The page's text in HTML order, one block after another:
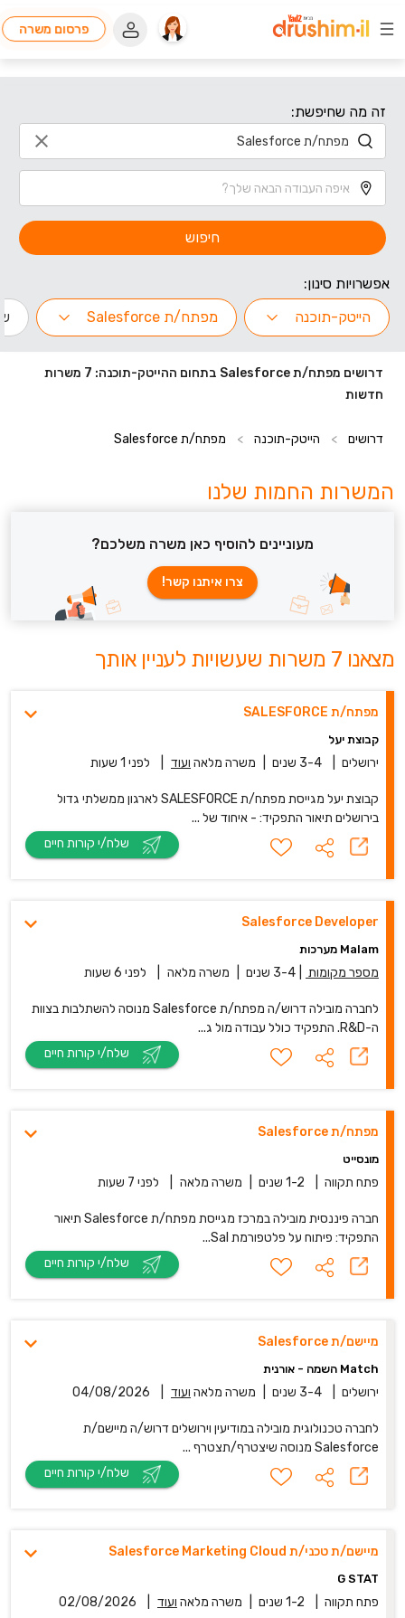
פרסום משרה
זה מה שחיפשת:
חיפוש
אפשרויות סינון:
הייטק-תוכנה
מפתח/ת Salesforce
דרושים מפתח/ת Salesforce בתחום ההייטק-תוכנה: 7 משרות
חדשות
דרושים > הייטק-תוכנה > מפתח/ת Salesforce
המשרות החמות שלנו
מעוניינים להוסיף כאן משרה משלכם?
צרו איתנו קשר!
מצאנו 7 משרות שעשויות לעניין אותך
מפתח/ת SALESFORCE
קבוצת יעל
ירושלים 3-4 שנים משרה מלאה ועוד לפני 1 שעות
קבוצת יעל מגייסת מפתח/ת SALESFORCE לארגון ממשלתי גדול
בירושלים תיאור התפקיד: - איחוד של ...
Salesforce Developer
Malam מערכות
מספר מקומות 3-4 שנים משרה מלאה לפני 6 שעות
לחברה מובילה דרוש/ה מפתח/ת Salesforce מנוסה להשתלבות בצוות
ה-R&D. התפקיד כולל עבודה מול ג...
מפתח/ת Salesforce
מונסייט
פתח תקווה 1-2 שנים משרה מלאה לפני 7 שעות
חברה פיננסית מובילה במרכז מגייסת מפתח/ת Salesforce תיאור
התפקיד: פיתוח על פלטפורמת Sal...
מיישם/ת Salesforce
Match השמה - אורנית
ירושלים 3-4 שנים משרה מלאה ועוד 04/08/2026
לחברה טכנולוגית מובילה במודיעין וירושלים דרוש/ה מיישם/ת
Salesforce מנוסה שיצטרף/תצטרף ...
מיישם/ת טכני/ת Salesforce Marketing Cloud
G STAT
פתח תקווה 1-2 שנים משרה מלאה ועוד 02/08/2026